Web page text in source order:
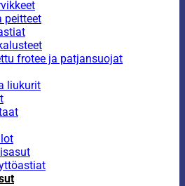
peitteet
frotee ja patjansuojat
liukurit